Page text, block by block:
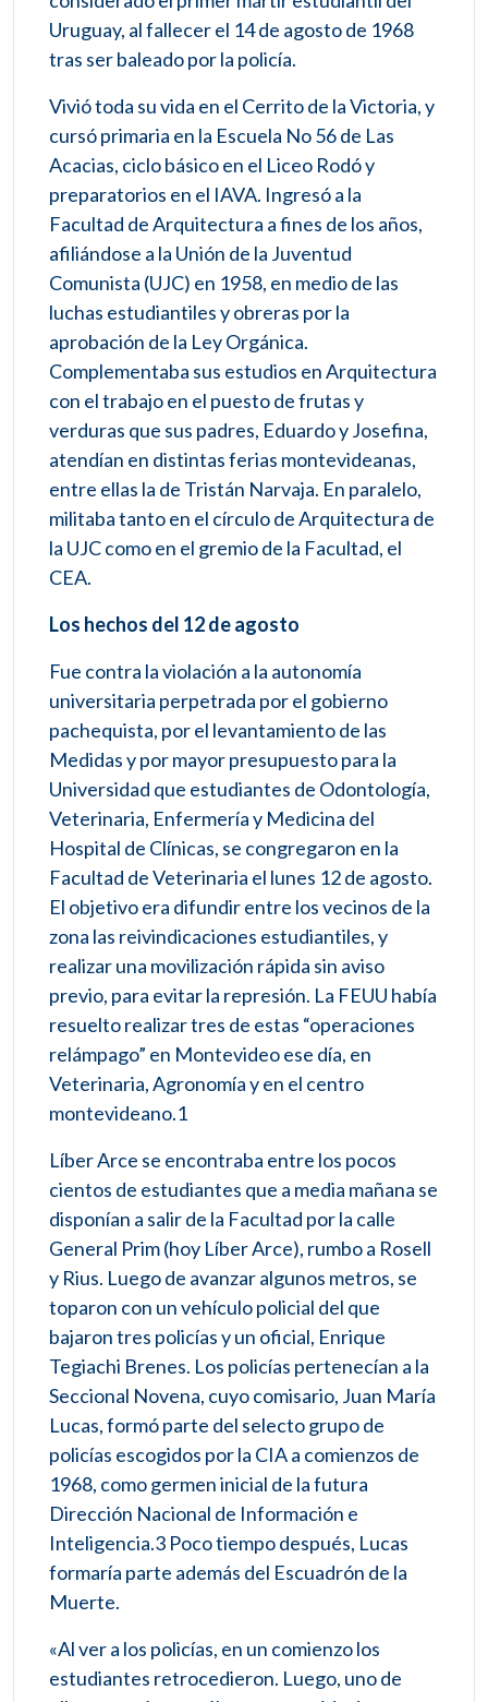
Uruguay, al fallecer el 14 de agosto de 1968
tras ser baleado por la policía.
Vivió toda su vida en el Cerrito de la Victoria, y
cursó primaria en la Escuela No 56 de Las
Acacias, ciclo básico en el Liceo Rodó y
preparatorios en el IAVA. Ingresó a la
Facultad de Arquitectura a fines de los años,
afiliándose a la Unión de la Juventud
Comunista (UJC) en 1958, en medio de las
luchas estudiantiles y obreras por la
aprobación de la Ley Orgánica.
Complementaba sus estudios en Arquitectura
con el trabajo en el puesto de frutas y
verduras que sus padres, Eduardo y Josefina,
atendían en distintas ferias montevideanas,
entre ellas la de Tristán Narvaja. En paralelo,
militaba tanto en el círculo de Arquitectura de
la UJC como en el gremio de la Facultad, el
CEA.
Los hechos del 12 de agosto
Fue contra la violación a la autonomía
universitaria perpetrada por el gobierno
pachequista, por el levantamiento de las
Medidas y por mayor presupuesto para la
Universidad que estudiantes de Odontología,
Veterinaria, Enfermería y Medicina del
Hospital de Clínicas, se congregaron en la
Facultad de Veterinaria el lunes 12 de agosto.
El objetivo era difundir entre los vecinos de la
zona las reivindicaciones estudiantiles, y
realizar una movilización rápida sin aviso
previo, para evitar la represión. La FEUU había
resuelto realizar tres de estas “operaciones
relámpago” en Montevideo ese día, en
Veterinaria, Agronomía y en el centro
montevideano.1​
Líber Arce se encontraba entre los pocos
cientos de estudiantes que a media mañana se
disponían a salir de la Facultad por la calle
General Prim (hoy Líber Arce), rumbo a Rosell
y Rius. Luego de avanzar algunos metros, se
toparon con un vehículo policial del que
bajaron tres policías y un oficial, Enrique
Tegiachi Brenes. Los policías pertenecían a la
Seccional Novena, cuyo comisario, Juan María
Lucas, formó parte del selecto grupo de
policías escogidos por la CIA a comienzos de
1968, como germen inicial de la futura
Dirección Nacional de Información e
Inteligencia.3​ Poco tiempo después, Lucas
formaría parte además del Escuadrón de la
Muerte.
«Al ver a los policías, en un comienzo los
estudiantes retrocedieron. Luego, uno de